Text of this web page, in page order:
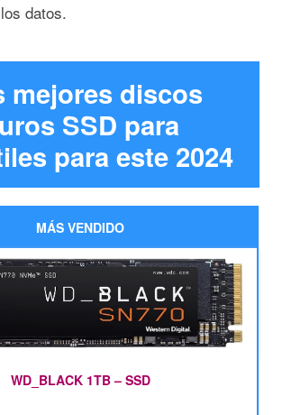
datos.
mejores discos
SSD para
para este 2024
MÁS VENDIDO
WD_BLACK 1TB – SSD